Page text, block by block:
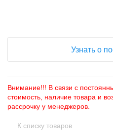
Узнать о
Внимание!!! В связи с
стоимость, наличие товара и
рассрочку у менеджеров.
К списку товаров